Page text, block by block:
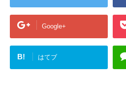
Google+
B! はてブ